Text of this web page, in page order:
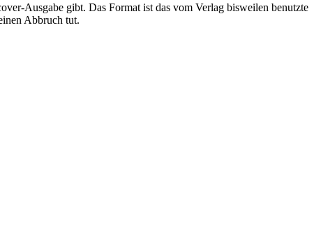
Ausgabe gibt. Das Format ist das vom Verlag bisweilen benutzte
Abbruch tut.